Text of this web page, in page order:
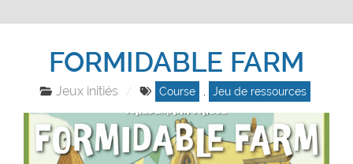
FORMIDABLE FARM
Jeux initiés Course , Jeu de ressources